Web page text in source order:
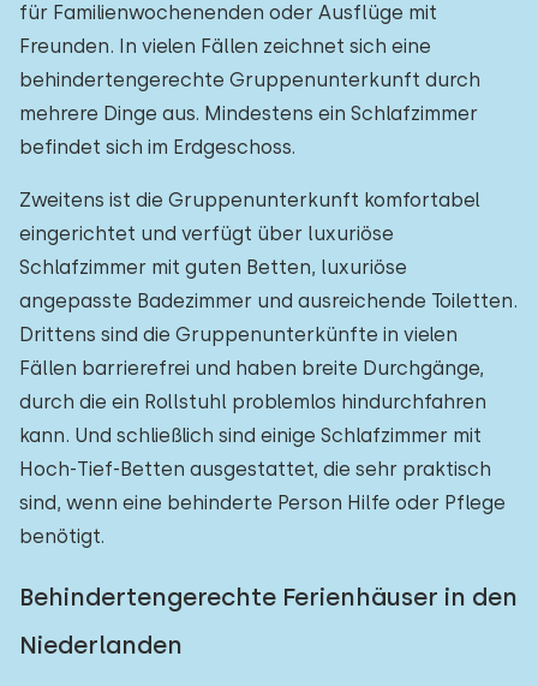
für Familienwochenenden oder Ausflüge mit
Freunden. In vielen Fällen zeichnet sich eine
behindertengerechte Gruppenunterkunft durch
mehrere Dinge aus. Mindestens ein Schlafzimmer
befindet sich im Erdgeschoss.
Zweitens ist die Gruppenunterkunft komfortabel
eingerichtet und verfügt über luxuriöse
Schlafzimmer mit guten Betten, luxuriöse
angepasste Badezimmer und ausreichende Toiletten.
Drittens sind die Gruppenunterkünfte in vielen
Fällen barrierefrei und haben breite Durchgänge,
durch die ein Rollstuhl problemlos hindurchfahren
kann. Und schließlich sind einige Schlafzimmer mit
Hoch-Tief-Betten ausgestattet, die sehr praktisch
sind, wenn eine behinderte Person Hilfe oder Pflege
benötigt.
Behindertengerechte Ferienhäuser in den
Niederlanden